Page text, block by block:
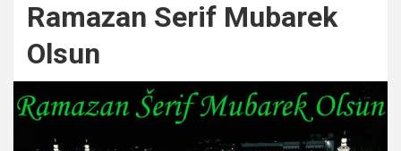
Ramazan Serif Mubarek
Olsun